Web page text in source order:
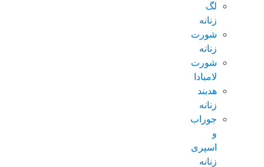
لگ
زنانه
شورت
زنانه
شورت
لامبادا
هدبند
زنانه
جوراب
و
اسپری
زنانه